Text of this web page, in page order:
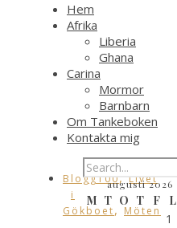
Hem
Afrika
Liberia
Ghana
Carina
Mormor
Barnbarn
Om Tankeboken
Kontakta mig
Blogg100, Livet
i
Gökboet,Möten
augusti 2026
M T O T F L
1